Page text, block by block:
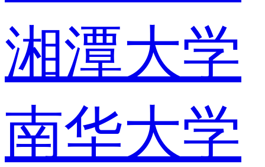
湘潭大学
南华大学